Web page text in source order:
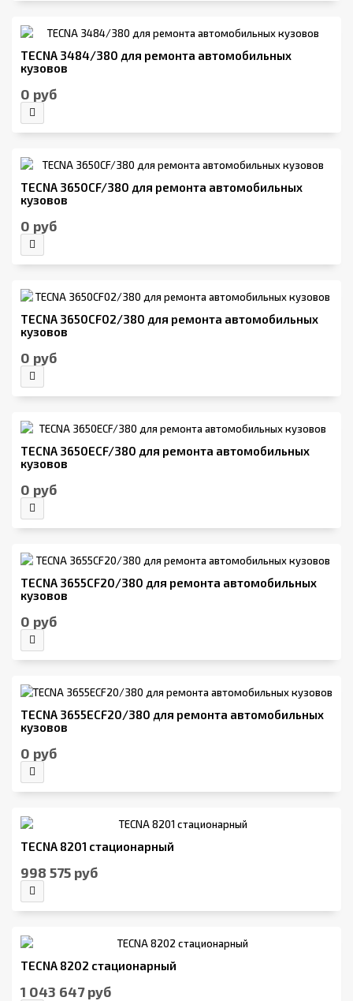
TECNA 3484/380 для ремонта автомобильных
кузовов
0 руб
TECNA 3650CF/380 для ремонта автомобильных
кузовов
0 руб
TECNA 3650CF02/380 для ремонта автомобильных
кузовов
0 руб
TECNA 3650ECF/380 для ремонта автомобильных
кузовов
0 руб
TECNA 3655CF20/380 для ремонта автомобильных
кузовов
0 руб
TECNA 3655ECF20/380 для ремонта автомобильных
кузовов
0 руб
TECNA 8201 стационарный
998 575 руб
TECNA 8202 стационарный
1 043 647 руб